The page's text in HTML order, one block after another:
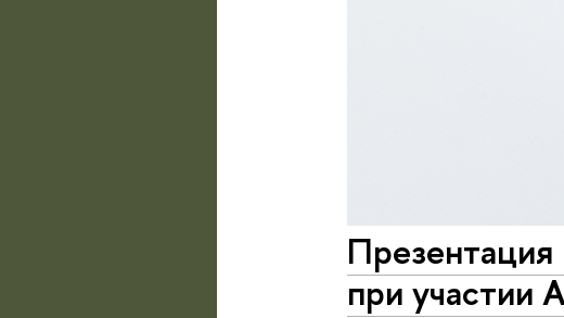
при участии